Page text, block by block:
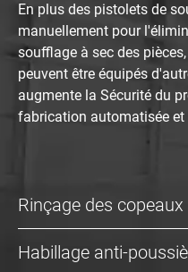
En plus des pistolets de
manuellement pour
soufflage à sec des
peuvent être équipés
augmente la Sécurité du
fabrication automatisée
Rinçage des copeaux
Habillage anti-